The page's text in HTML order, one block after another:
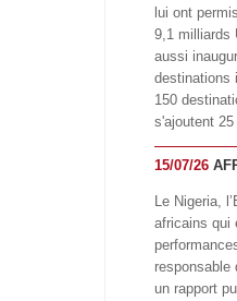
lui ont
9,1 milliards
aussi
destinations
150
s'ajoutent
15/07/26
Le Nigeria,
africains qui
responsable
un rapport